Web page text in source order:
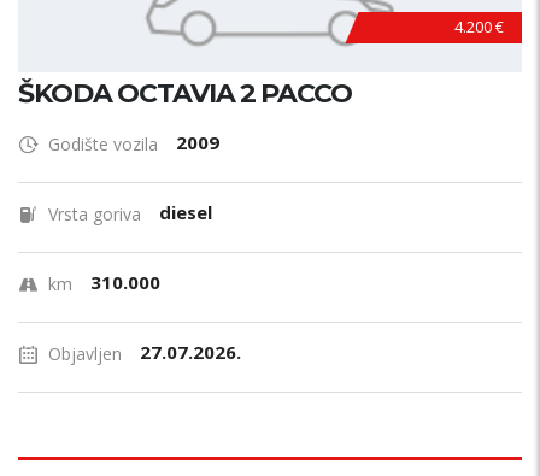
4.200 €
ŠKODA OCTAVIA 2 PACCO
Godište vozila 2009
Vrsta goriva diesel
km 310.000
Objavljen 27.07.2026.